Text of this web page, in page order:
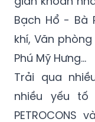
khí, Văn
Phú Mỹ Hưng...
Trải qua
nhiều yếu tố
từng có giai